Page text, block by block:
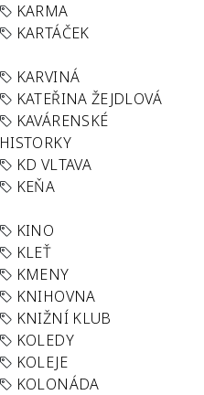
KARMA
KARTÁČEK
KARVINÁ
KATEŘINA ŽEJDLOVÁ
KAVÁRENSKÉ
HISTORKY
KD VLTAVA
KEŇA
KINO
KLEŤ
KMENY
KNIHOVNA
KNIŽNÍ KLUB
KOLEDY
KOLEJE
KOLONÁDA